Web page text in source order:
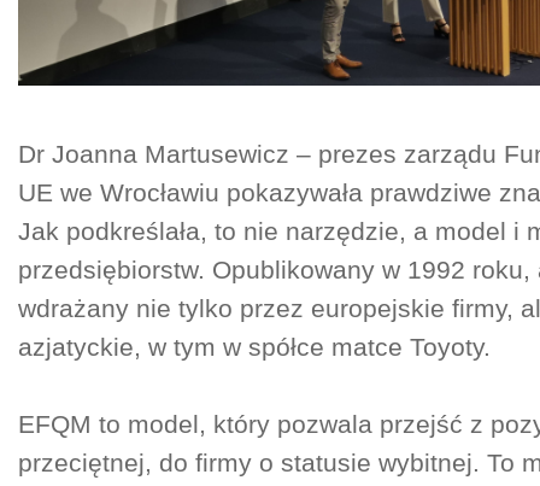
Dr Joanna Martusewicz – prezes zarządu
UE we Wrocławiu pokazywała prawdziwe
Jak podkreślała, to nie narzędzie, a model i
przedsiębiorstw. Opublikowany w 1992 roku,
wdrażany nie tylko przez europejskie firmy,
azjatyckie, w tym w spółce matce Toyoty.
EFQM to model, który pozwala przejść z
przeciętnej, do firmy o statusie wybitnej. To